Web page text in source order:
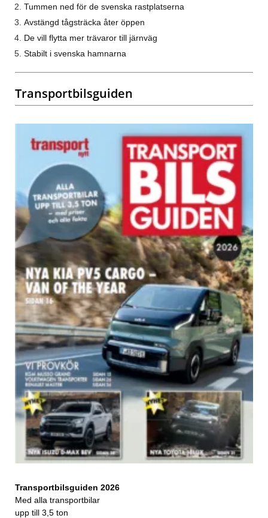
Tummen ned för de svenska rastplatserna
Avstängd tågsträcka åter öppen
De vill flytta mer trävaror till järnväg
Stabilt i svenska hamnarna
Transportbilsguiden
Transportbilsguiden 2026
Med alla transportbilar
upp till 3,5 ton